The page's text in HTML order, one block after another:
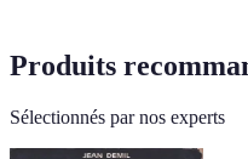
Produits
Sélectionnés par nos experts